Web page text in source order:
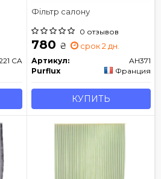
CA
Фільтр салону
0 отзывов
780 ₴ срок 2 дн.
Артикул:
AH371
Purflux
Франция
КУПИТЬ